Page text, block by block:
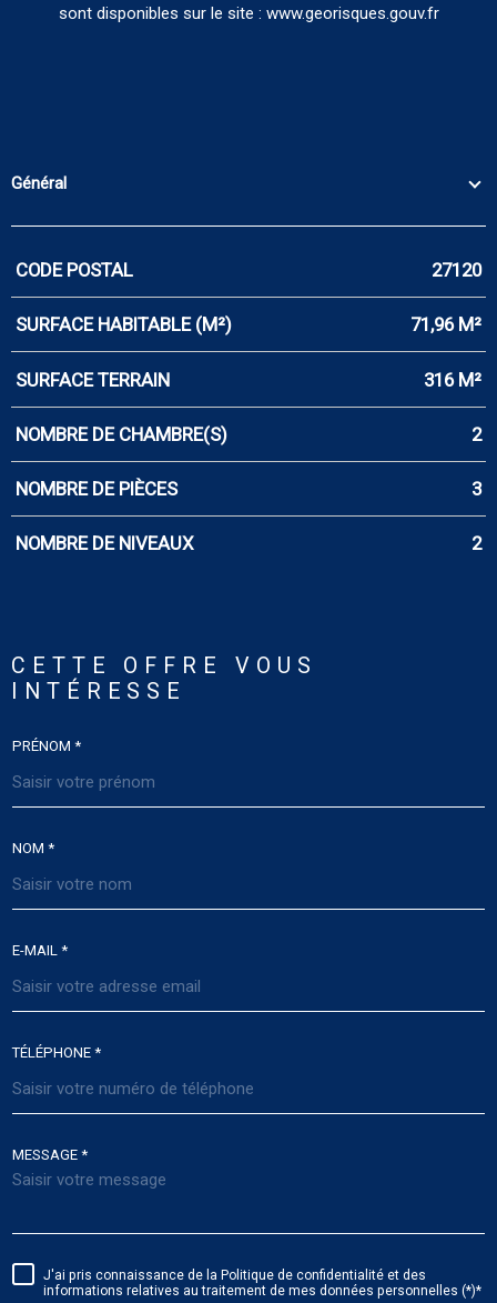
sont disponibles sur le site : www.georisques.gouv.fr
Général
Caractérisque Valeurs
CODE POSTAL 27120
SURFACE HABITABLE (M²) 71,96 M²
SURFACE TERRAIN 316 M²
NOMBRE DE CHAMBRE(S) 2
NOMBRE DE PIÈCES 3
NOMBRE DE NIVEAUX 2
CETTE OFFRE
VOUS
INTÉRESSE
PRÉNOM *
NOM *
E-MAIL *
TÉLÉPHONE *
MESSAGE *
J'ai pris connaissance de la Politique de confidentialité et des
informations relatives au traitement de mes données personnelles (*)*